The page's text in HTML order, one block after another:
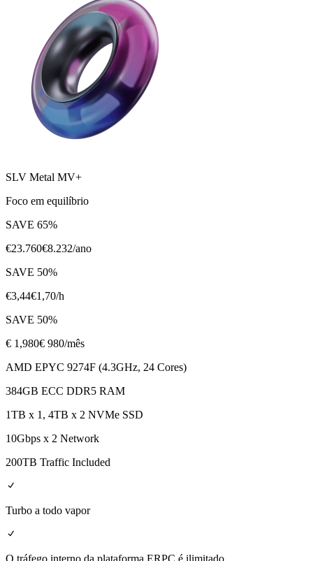
SLV Metal MV+
Foco em equilíbrio
SAVE 65%
€23.760€8.232/ano
SAVE 50%
€3,44€1,70/h
SAVE 50%
€ 1,980€ 980/mês
AMD EPYC 9274F (4.3GHz, 24 Cores)
384GB ECC DDR5 RAM
1TB x 1, 4TB x 2 NVMe SSD
10Gbps x 2 Network
200TB Traffic Included
Turbo a todo vapor